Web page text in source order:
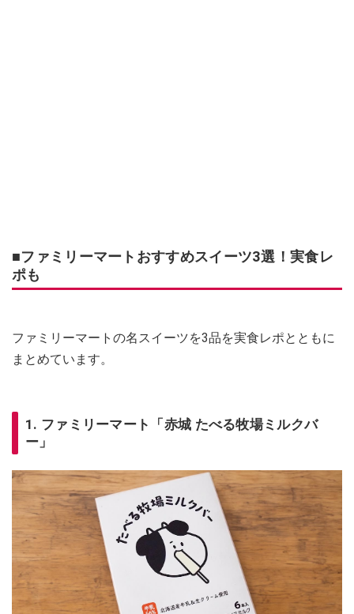
■ファミリーマートおすすめスイーツ3選！実食レ
ポも
ファミリーマートの名スイーツを3品を実食レポとともに
まとめています。
1. ファミリーマート「赤城 たべる牧場ミルクバ
ー」